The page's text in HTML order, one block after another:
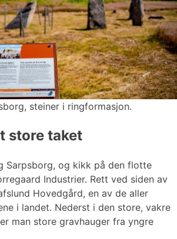
steiner i ringformasjon.
store taket
Sarpsborg, og kikk på den flotte
Industrier. Rett ved siden av
Hovedgård, en av de aller
i landet. Nederst i den store, vakre
man store gravhauger fra yngre